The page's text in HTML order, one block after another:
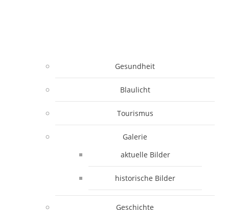
Gesundheit
Blaulicht
Tourismus
Galerie
aktuelle Bilder
historische Bilder
Geschichte